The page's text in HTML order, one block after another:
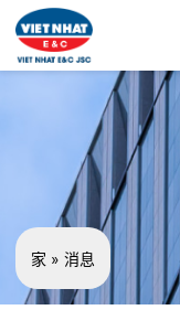
家 » 消息